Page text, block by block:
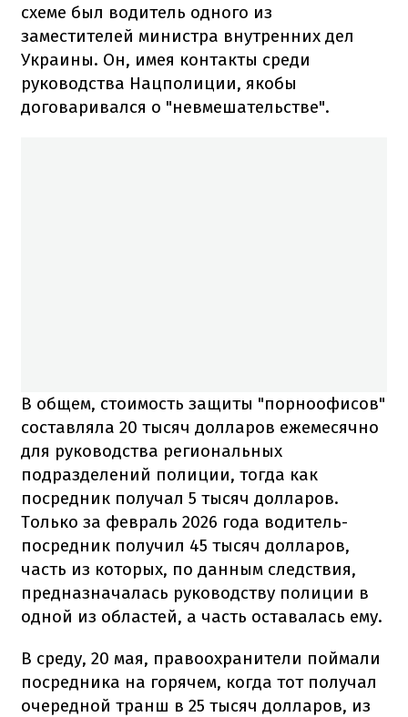
схеме был водитель одного из
заместителей министра внутренних дел
Украины. Он, имея контакты среди
руководства Нацполиции, якобы
договаривался о "невмешательстве".
В общем, стоимость защиты "порноофисов"
составляла 20 тысяч долларов ежемесячно
для руководства региональных
подразделений полиции, тогда как
посредник получал 5 тысяч долларов.
Только за февраль 2026 года водитель-
посредник получил 45 тысяч долларов,
часть из которых, по данным следствия,
предназначалась руководству полиции в
одной из областей, а часть оставалась ему.
В среду, 20 мая, правоохранители поймали
посредника на горячем, когда тот получал
очередной транш в 25 тысяч долларов, из